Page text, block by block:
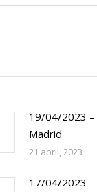
19/04/2023 –
Madrid
21 abril, 2023
17/04/2023